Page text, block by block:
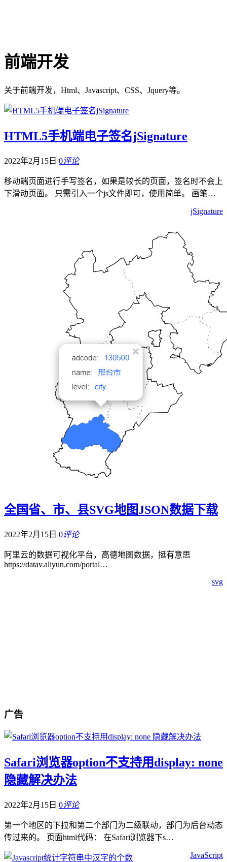
前端开发
关于前端开发，Html、Javascript、CSS、Jquery等。
HTML5手机端电子签名jSignature
2022年2月15日 0评论
移动端页面进行手写签名，如果是较长的页面，签名时不会上
下滑动页面。 只需引入一个js文件即可，使用简单。 画笔…
jSignature
全国省、市、县SVG地图JSON数据下载
2022年2月15日 0评论
阿里云的数据可视化平台，高德地图数据，挺有意思
https://datav.aliyun.com/portal…
svg
广告
Safari浏览器option不支持用display: none
隐藏解决办法
2022年2月15日 0评论
第一个地区的下拉和第二个部门为二级联动，部门为后台动态
传过来的。 页面html代码： 在Safari浏览器下s…
JavaScript